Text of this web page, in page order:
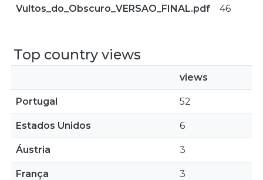
Vultos_do_Obscuro_VERSAO_FINAL.pdf 46
Top country views
views
Portugal 52
Estados Unidos 6
Áustria 3
França 3